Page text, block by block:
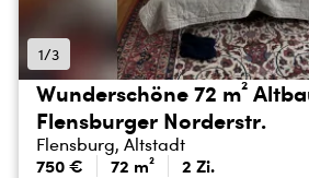
1/3
Wunderschöne 72 m²
Flensburger Norderstr.
Flensburg, Altstadt
750 € 72 m² 2 Zi.